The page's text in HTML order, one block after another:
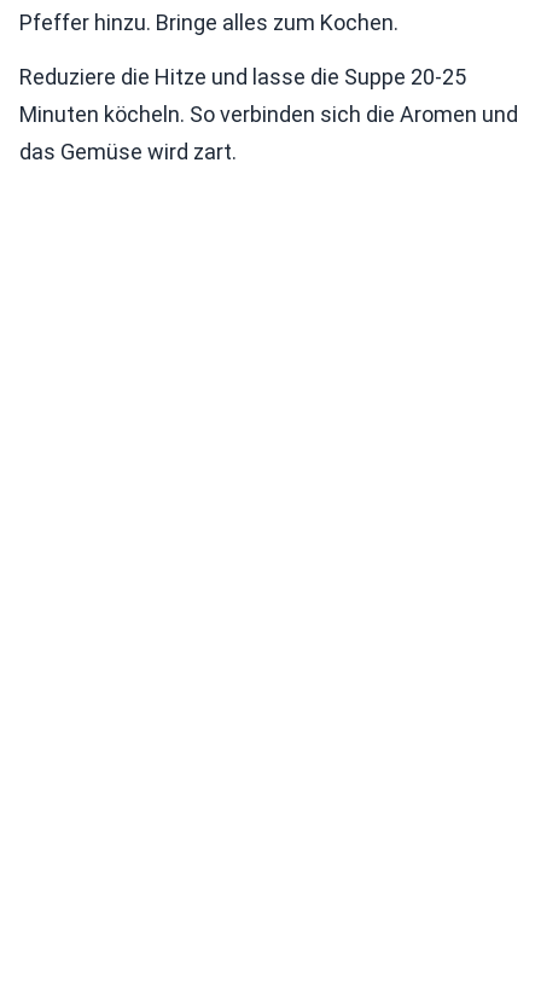
Pfeffer hinzu. Bringe alles zum Kochen.
Reduziere die Hitze und lasse die Suppe 20-25
Minuten köcheln. So verbinden sich die Aromen und
das Gemüse wird zart.